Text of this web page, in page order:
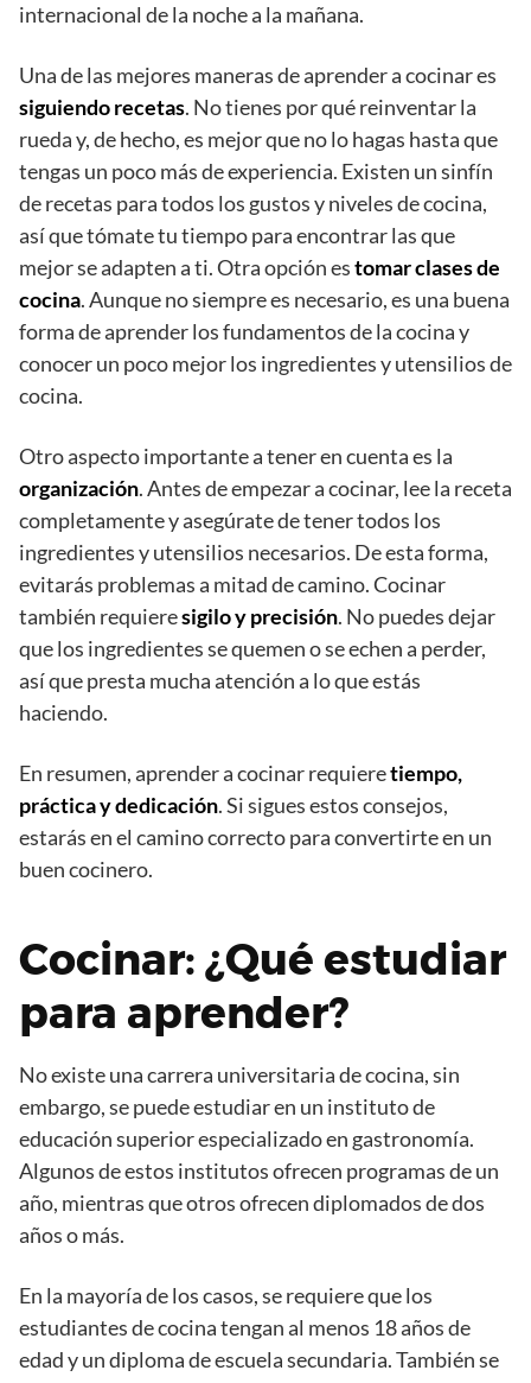
internacional de la noche a la mañana.
Una de las mejores maneras de aprender a cocinar es
siguiendo recetas. No tienes por qué reinventar la
rueda y, de hecho, es mejor que no lo hagas hasta que
tengas un poco más de experiencia. Existen un sinfín
de recetas para todos los gustos y niveles de cocina,
así que tómate tu tiempo para encontrar las que
mejor se adapten a ti. Otra opción estomar clases de
cocina. Aunque no siempre es necesario, es una buena
forma de aprender los fundamentos de la cocina y
conocer un poco mejor los ingredientes y utensilios de
cocina.
Otro aspecto importante a tener en cuenta es la
organización. Antes de empezar a cocinar, lee la receta
completamente y asegúrate de tener todos los
ingredientes y utensilios necesarios. De esta forma,
evitarás problemas a mitad de camino. Cocinar
también requieresigilo y precisión. No puedes dejar
que los ingredientes se quemen o se echen a perder,
así que presta mucha atención a lo que estás
haciendo.
En resumen, aprender a cocinar requieretiempo,
práctica y dedicación. Si sigues estos consejos,
estarás en el camino correcto para convertirte en un
buen cocinero.
Cocinar: ¿Qué estudiar
para aprender?
No existe una carrera universitaria de cocina, sin
embargo, se puede estudiar en un instituto de
educación superior especializado en gastronomía.
Algunos de estos institutos ofrecen programas de un
año, mientras que otros ofrecen diplomados de dos
años o más.
En la mayoría de los casos, se requiere que los
estudiantes de cocina tengan al menos 18 años de
edad y un diploma de escuela secundaria. También se